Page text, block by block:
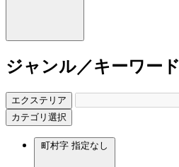
ジャンル／キーワード
エクステリア
カテゴリ選択
町村字 指定なし